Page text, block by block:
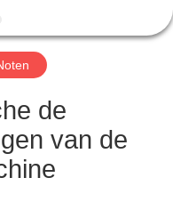
de
van de